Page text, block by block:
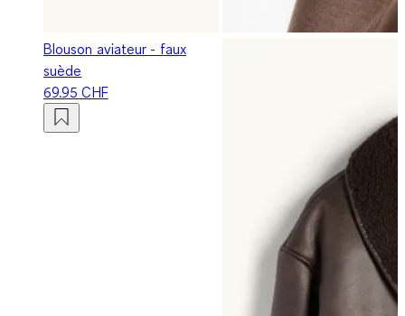
Blouson aviateur - faux
suède
69.95 CHF